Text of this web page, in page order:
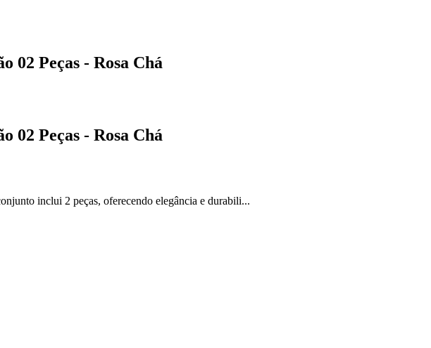
02 Peças - Rosa Chá
02 Peças - Rosa Chá
inclui 2 peças, oferecendo elegância e durabili...